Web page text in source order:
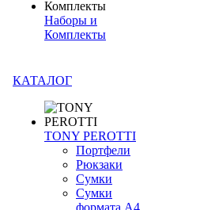
Наборы и
Комплекты
КАТАЛОГ
TONY PEROTTI
Портфели
Рюкзаки
Сумки
Сумки
формата А4